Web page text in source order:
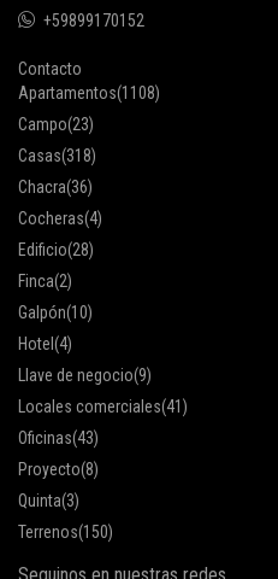
+59899170152
Contacto
Apartamentos(1108)
Campo(23)
Casas(318)
Chacra(36)
Cocheras(4)
Edificio(28)
Finca(2)
Galpón(10)
Hotel (4)
Llave de negocio(9)
Locales comerciales(41)
Oficinas(43)
Proyecto(8)
Quinta(3)
Terrenos(150)